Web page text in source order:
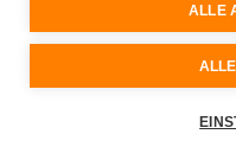
Topspeed-Internet mit 150
ALLE